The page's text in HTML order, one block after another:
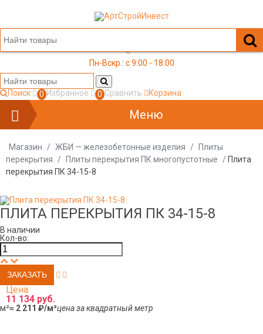
+7 (499) 117-03-05
Пн-Вскр.: c 9:00 - 18:00
Поиск 0 Избранное 0 Сравнить Корзина
Меню
Магазин / ЖБИ — железобетонные изделия /
Плиты
перекрытия
/ Плиты перекрытия ПК многопустотные / Плита
перекрытия ПК 34-15-8
ПЛИТА ПЕРЕКРЫТИЯ ПК 34-15-8
В наличии
Кол-во:
Цена:
11 134 руб.
м²≈ 2 211 ₽/м²цена за квадратный метр